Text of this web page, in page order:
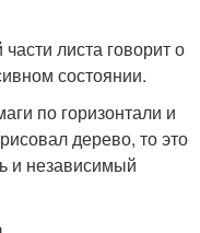
листа говорит о
состоянии.
по горизонтали и
дерево, то это
и независимый